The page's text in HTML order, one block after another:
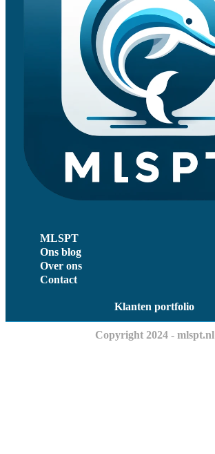
MLSPT
Ons blog
Over ons
Contact
Klanten portfolio
Copyright 2024 - mlspt.nl